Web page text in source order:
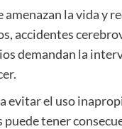
la vida y
accidentes
demandan la
evitar el uso
tener